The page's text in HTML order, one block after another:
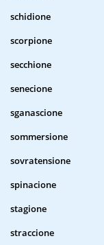
schidione
scorpione
secchione
senecione
sganascione
sommersione
sovratensione
spinacione
stagione
straccione